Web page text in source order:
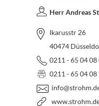
Herr Andreas
Ikarusstr 26
40474
0211 - 65 04 08
0211 - 65 04 08